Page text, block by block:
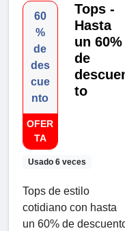
60
%
de
des
cue
nto
OFER
TA
Usado 6 veces
Tops -
Hasta
un 60%
de
to
Tops de estilo
cotidiano con hasta
un 60% de